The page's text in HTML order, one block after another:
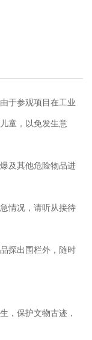
于参观项目在工业
童，以免发生意
及其他危险物品进
情况，请听从接待
探出围栏外，随时
，保护文物古迹，